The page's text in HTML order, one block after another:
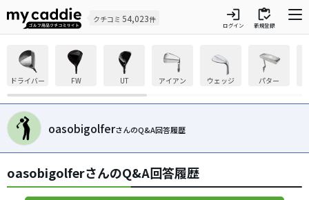
クチコミ 54,023件 login
ログイン
inventory
新規登録
ドライバー FW UT アイアン ウェッジ パター
oasobigolferさんのQ&A回答履歴
oasobigolferさんのQ&A回答履歴